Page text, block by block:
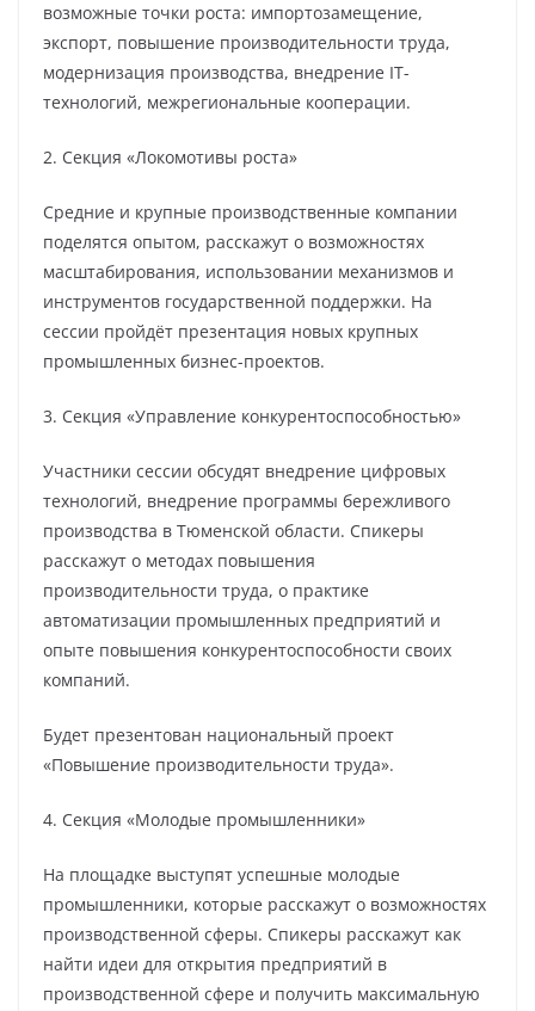
возможные точки роста: импортозамещение,
экспорт, повышение производительности труда,
модернизация производства, внедрение IT-
технологий, межрегиональные кооперации.
2. Секция «Локомотивы роста»
Средние и крупные производственные компании
поделятся опытом, расскажут о возможностях
масштабирования, использовании механизмов и
инструментов государственной поддержки. На
сессии пройдёт презентация новых крупных
промышленных бизнес-проектов.
3. Секция «Управление конкурентоспособностью»
Участники сессии обсудят внедрение цифровых
технологий, внедрение программы бережливого
производства в Тюменской области. Спикеры
расскажут о методах повышения
производительности труда, о практике
автоматизации промышленных предприятий и
опыте повышения конкурентоспособности своих
компаний.
Будет презентован национальный проект
«Повышение производительности труда».
4. Секция «Молодые промышленники»
На площадке выступят успешные молодые
промышленники, которые расскажут о возможностях
производственной сферы. Спикеры расскажут как
найти идеи для открытия предприятий в
производственной сфере и получить максимальную